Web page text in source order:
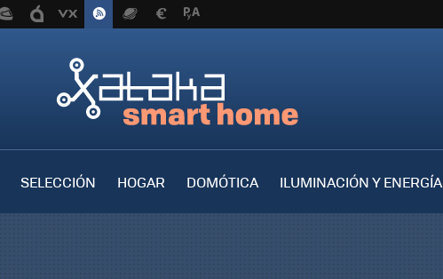
SELECCIÓN HOGAR DOMÓTICA
ILUMINACIÓN Y ENERGÍA